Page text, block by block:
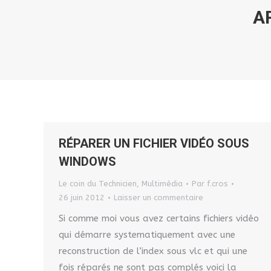
RÉPARER UN FICHIER VIDÉO SOUS
WINDOWS
Le coin du Technicien, Multimédia Par f.cros
26 juin 2012
Laisser un commentaire
Si comme moi vous avez certains fichiers vidéo
qui démarre systematiquement avec une
reconstruction de l’index sous vlc et qui une
fois réparés ne sont pas complés voici la